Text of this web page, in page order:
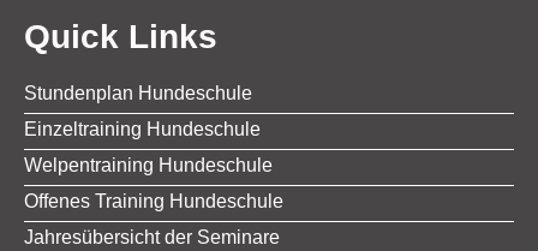
Quick Links
Stundenplan Hundeschule
Einzeltraining Hundeschule
Welpentraining Hundeschule
Offenes Training Hundeschule
Jahresübersicht der Seminare